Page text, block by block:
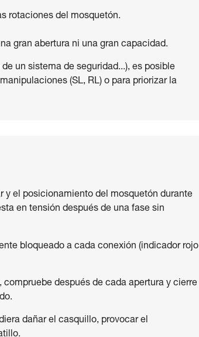
rotaciones del mosquetón.
gran abertura ni una gran capacidad.
un sistema de seguridad...), es posible
(SL, RL) o para priorizar la
y el posicionamiento del mosquetón durante
en tensión después de una fase sin
bloqueado a cada conexión (indicador rojo
después de cada apertura y cierre
dañar el casquillo, provocar el